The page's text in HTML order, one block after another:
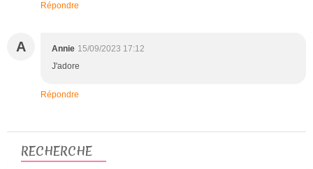
Répondre
A Annie 15/09/2023 17:12
J'adore
Répondre
RECHERCHE